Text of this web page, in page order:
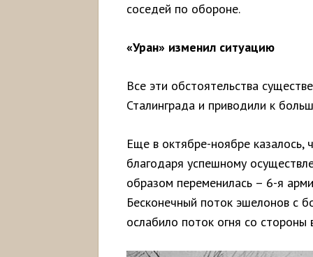
соседей по обороне.
«Уран» изменил ситуацию
Все эти обстоятельства
Сталинграда и приводили к
Еще в октябре-ноябре казалось,
благодаря успешному
образом переменилась – 6-я
Бесконечный поток эшелонов с
ослабило поток огня со стороны